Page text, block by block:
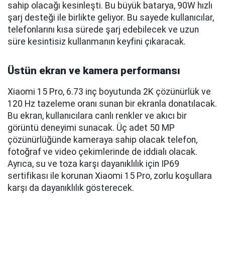
sahip olacağı kesinleşti. Bu büyük batarya, 90W hızlı
şarj desteği ile birlikte geliyor. Bu sayede kullanıcılar,
telefonlarını kısa sürede şarj edebilecek ve uzun
süre kesintisiz kullanmanın keyfini çıkaracak.
Üstün ekran ve kamera performansı
Xiaomi 15 Pro, 6.73 inç boyutunda 2K çözünürlük ve
120 Hz tazeleme oranı sunan bir ekranla donatılacak.
Bu ekran, kullanıcılara canlı renkler ve akıcı bir
görüntü deneyimi sunacak. Üç adet 50 MP
çözünürlüğünde kameraya sahip olacak telefon,
fotoğraf ve video çekimlerinde de iddialı olacak.
Ayrıca, su ve toza karşı dayanıklılık için IP69
sertifikası ile korunan Xiaomi 15 Pro, zorlu koşullara
karşı da dayanıklılık gösterecek.